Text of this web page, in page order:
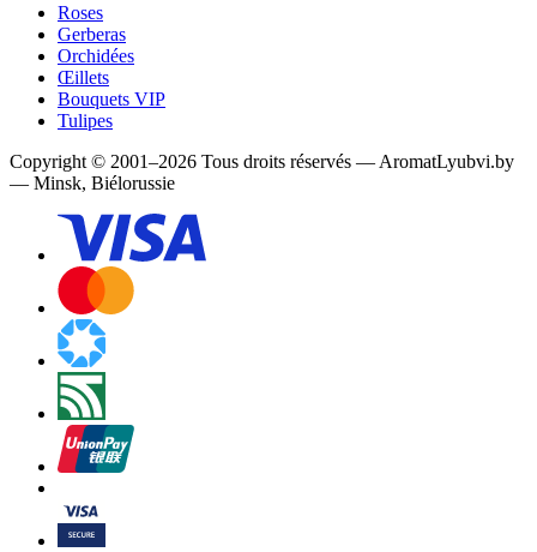
Roses
Gerberas
Orchidées
Œillets
Bouquets VIP
Tulipes
Copyright © 2001–2026 Tous droits réservés — AromatLyubvi.by
— Minsk, Biélorussie